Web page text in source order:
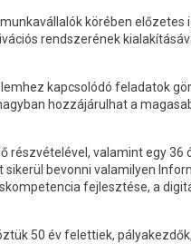
körében
rendszerének
kapcsolódó feladatok
hozzájárulhat a
valamint egy 36
bevonni valamilyen
fejlesztése, a
50 év felettiek,